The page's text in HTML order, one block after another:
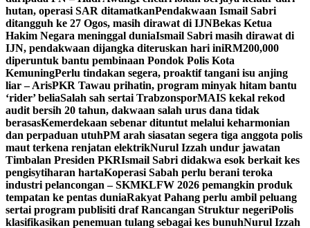
hutan, operasi SAR ditamatkanPendakwaan Ismail Sabri
ditangguh ke 27 Ogos, masih dirawat di IJNBekas Ketua
Hakim Negara meninggal duniaIsmail Sabri masih dirawat di
IJN, pendakwaan dijangka diteruskan hari iniRM200,000
diperuntuk bantu pembinaan Pondok Polis Kota
KemuningPerlu tindakan segera, proaktif tangani isu anjing
liar – ArisPKR Tawau prihatin, program minyak hitam bantu
‘rider’ beliaSalah sah sertai TrabzonsporMAIS kekal rekod
audit bersih 20 tahun, dakwaan salah urus dana tidak
berasasKemerdekaan sebenar dituntut melalui keharmonian
dan perpaduan utuhPM arah siasatan segera tiga anggota polis
maut terkena renjatan elektrikNurul Izzah undur jawatan
Timbalan Presiden PKRIsmail Sabri didakwa esok berkait kes
pengisytiharan hartaKoperasi Sabah perlu berani teroka
industri pelancongan – SKMKLFW 2026 pemangkin produk
tempatan ke pentas duniaRakyat Pahang perlu ambil peluang
sertai program publisiti draf Rancangan Struktur negeriPolis
klasifikasikan penemuan tulang sebagai kes bunuhNurul Izzah